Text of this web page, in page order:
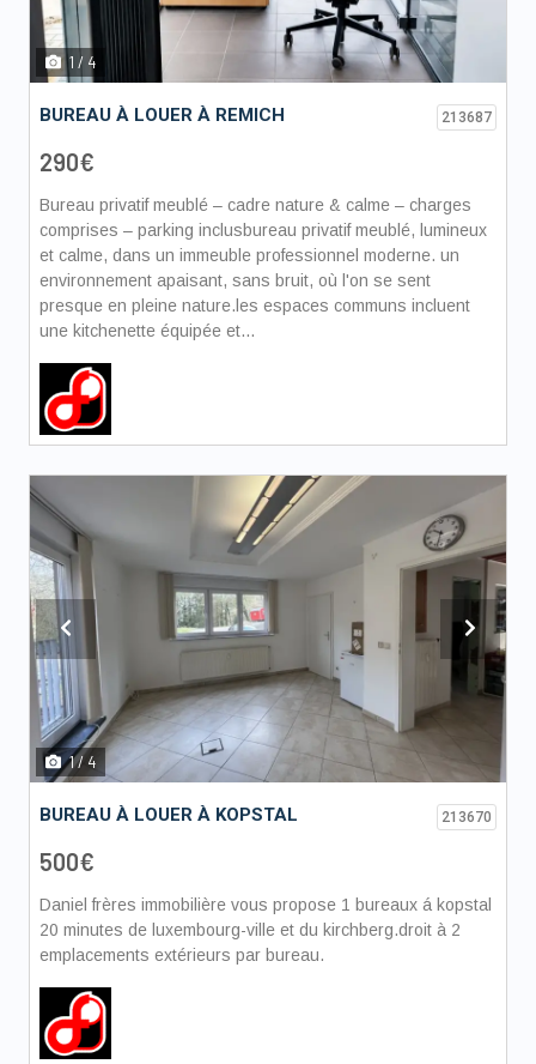
1 / 4
BUREAU À LOUER À REMICH 213687
290€
Bureau privatif meublé – cadre nature & calme – charges
comprises – parking inclusbureau privatif meublé, lumineux
et calme, dans un immeuble professionnel moderne. un
environnement apaisant, sans bruit, où l'on se sent
presque en pleine nature.les espaces communs incluent
une kitchenette équipée et...
Previous Next
1/ 4
BUREAU À LOUER À KOPSTAL 213670
500€
Daniel frères immobilière vous propose 1 bureaux á kopstal
20 minutes de luxembourg-ville et du kirchberg.droit à 2
emplacements extérieurs par bureau.